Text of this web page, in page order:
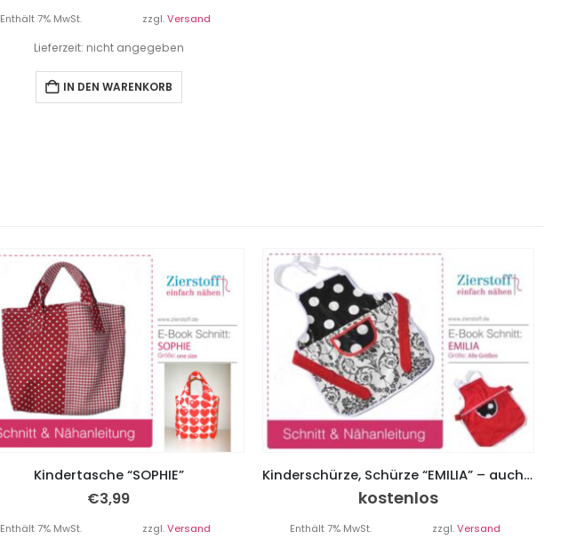
Enthält 7% MwSt. zzgl.Versand
Lieferzeit: nicht angegeben
IN DEN WARENKORB
Kindertasche “SOPHIE”
€3,99
Enthält 7% MwSt. zzgl.Versand
Kinderschürze, Schürze “EMILIA” – auch als Wendeschürze
kostenlos
Enthält 7% MwSt. zzgl.Versand